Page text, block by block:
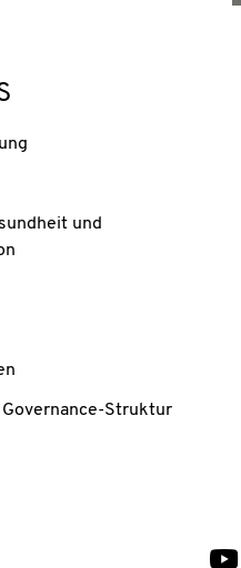
und
Governance-Struktur